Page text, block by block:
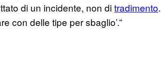
di un incidente, non ditradimento.
con delle tipe per sbaglio’.”